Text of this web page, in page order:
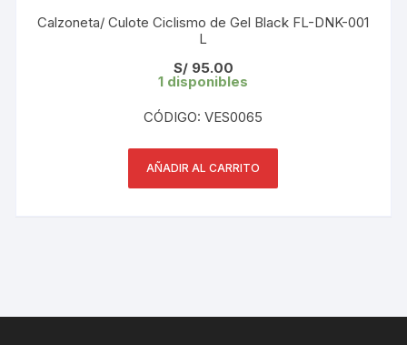
Calzoneta/ Culote Ciclismo de Gel Black FL-DNK-001
L
S/95.00
1 disponibles
CÓDIGO: VES0065
AÑADIR AL CARRITO